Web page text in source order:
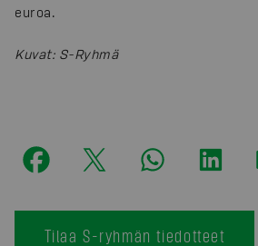
euroa.
Kuvat: S-Ryhmä
Tilaa S-ryhmän tiedotteet